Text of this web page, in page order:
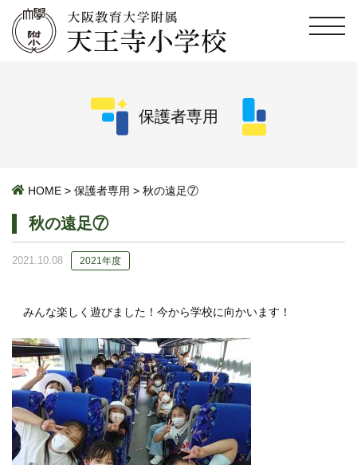
保護者専用
HOME > 保護者専用 > 秋の遠足⑦
秋の遠足⑦
2021.10.08 2021年度
みんな楽しく遊びました！今から学校に向かいます！